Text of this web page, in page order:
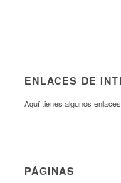
ENLACES DE
Aquí tienes algunos
PÁGINAS